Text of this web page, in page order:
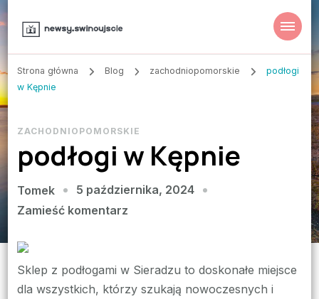
Strona główna Blog zachodniopomorskie
podłogi
w Kępnie
ZACHODNIOPOMORSKIE
podłogi w Kępnie
Tomek
5 października, 2024
Zamieść komentarzwe
w
Kępnie
Sklep z podłogami w Sieradzu to doskonałe miejsce
dla wszystkich, którzy szukają nowoczesnych i